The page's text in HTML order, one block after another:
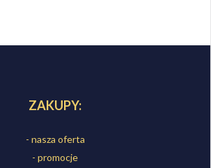
ZAKUPY:
- nasza oferta
- promocje